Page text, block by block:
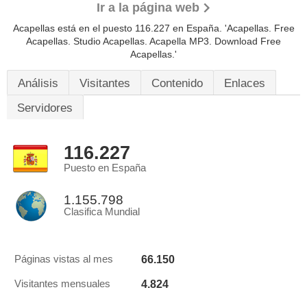
Ir a la página web
Acapellas está en el puesto 116.227 en España. 'Acapellas. Free
Acapellas. Studio Acapellas. Acapella MP3. Download Free
Acapellas.'
Análisis Visitantes Contenido
Enlaces
Servidores
116.227
Puesto en España
1.155.798
Clasifica Mundial
Páginas vistas al mes 66.150
Visitantes mensuales 4.824